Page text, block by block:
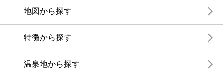
地図から探す
特徴から探す
温泉地から探す